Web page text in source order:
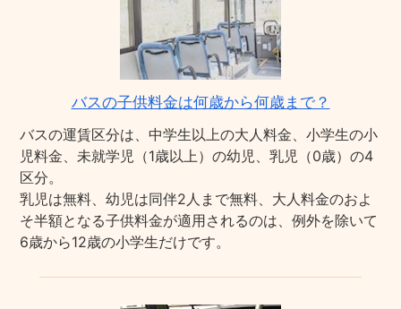
バスの子供料金は何歳から何歳まで？
バスの運賃区分は、中学生以上の大人料金、小学生の小
児料金、未就学児（1歳以上）の幼児、乳児（0歳）の4
区分。
乳児は無料、幼児は同伴2人まで無料、大人料金のおよ
そ半額となる子供料金が適用されるのは、例外を除いて
6歳から12歳の小学生だけです。